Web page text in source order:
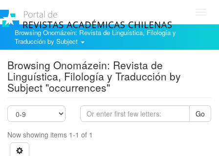
Browsing Onomázein: Revista de Linguística, Filología y
Traducción by Subject
Browsing Onomázein: Revista de
Linguística, Filología y Traducción by
Subject "occurrences"
Go
Now showing items 1-1 of 1